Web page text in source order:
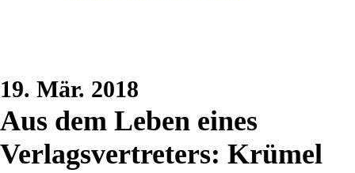
19. Mär. 2018
Aus dem Leben eines
Verlagsvertreters: Krümel